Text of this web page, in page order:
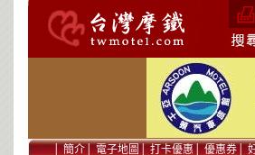
│簡介│電子地圖│打卡優惠│優惠券│